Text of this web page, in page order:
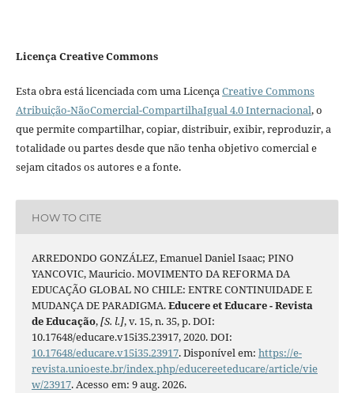
Licença Creative Commons
Esta obra está licenciada com uma LicençaCreative Commons
Atribuição-NãoComercial-CompartilhaIgual 4.0 Internacional, o
que permite compartilhar, copiar, distribuir, exibir, reproduzir, a
totalidade ou partes desde que não tenha objetivo comercial e
sejam citados os autores e a fonte.
HOW TO CITE
ARREDONDO GONZÁLEZ, Emanuel Daniel Isaac; PINO
YANCOVIC, Mauricio. MOVIMENTO DA REFORMA DA
EDUCAÇÃO GLOBAL NO CHILE: ENTRE CONTINUIDADE E
MUDANÇA DE PARADIGMA.Educere et Educare - Revista
de Educação,[S. l.], v. 15, n. 35, p. DOI:
10.17648/educare.v15i35.23917, 2020. DOI:
10.17648/educare.v15i35.23917. Disponível em: https://e-
revista.unioeste.br/index.php/educereeteducare/article/vie
w/23917. Acesso em: 9 aug. 2026.